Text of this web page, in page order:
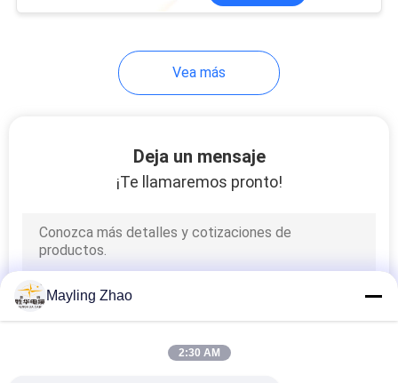
instrumento
Cable alta
temperatura
Vea más
Deja un mensaje
¡Te llamaremos pronto!
Mayling Zhao
2:30 AM